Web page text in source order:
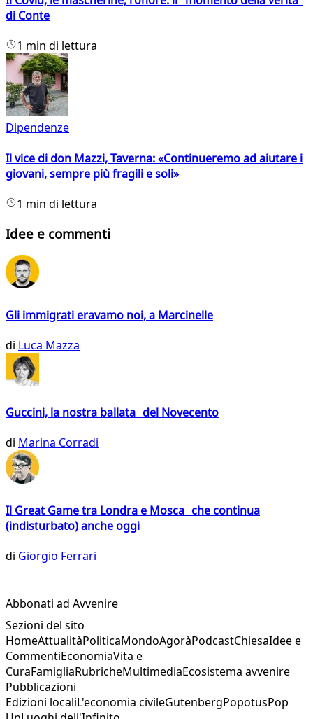
di Conte
1 min di lettura
Dipendenze
Il vice di don Mazzi, Taverna: «Continueremo ad aiutare i
giovani, sempre più fragili e soli»
1 min di lettura
Idee e commenti
Gli immigrati eravamo noi, a Marcinelle
di Luca Mazza
Guccini, la nostra ballata del Novecento
di Marina Corradi
Il Great Game tra Londra e Mosca che continua
(indisturbato) anche oggi
di Giorgio Ferrari
Abbonati ad Avvenire
Sezioni del sito
HomeAttualitàPoliticaMondoAgoràPodcastChiesaIdee e
CommentiEconomiaVita e
CuraFamigliaRubricheMultimediaEcosistema avvenire
Pubblicazioni
Edizioni localiL'economia civileGutenbergPopotusPop